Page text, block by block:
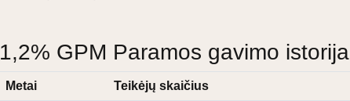
1,2% GPM Paramos gavimo istorija
Metai Teikėjų skaičius